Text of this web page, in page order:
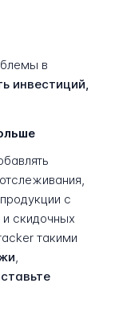
в
инвестиций,
с
скидочных
такими